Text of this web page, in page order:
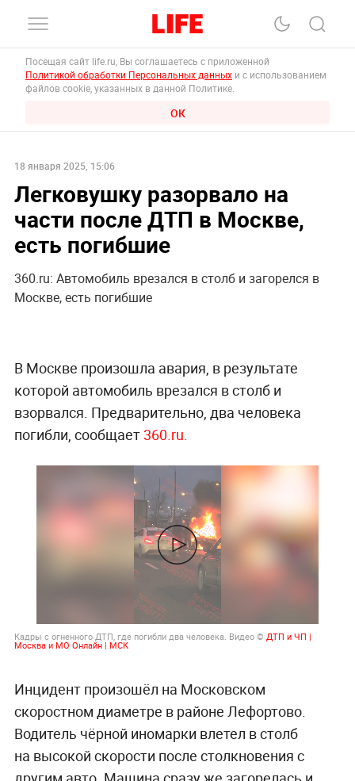
Посещая сайт life.ru, Вы соглашаетесь с приложенной
Политикой обработки Персональных данных и с использованием
файлов cookie, указанных в данной Политике.
ОК
18 января 2025, 15:06
Легковушку разорвало на
части после ДТП в Москве,
есть погибшие
360.ru: Автомобиль врезался в столб и загорелся в
Москве, есть погибшие
В Москве произошла авария, в результате
которой автомобиль врезался в столб и
взорвался. Предварительно, два человека
погибли, сообщает360.ru.
Кадры с огненного ДТП, где погибли два человека. Видео © ДТП и ЧП |
Москва и МО Онлайн | МСК
Инцидент произошёл на Московском
скоростном диаметре в районе Лефортово.
Водитель чёрной иномарки влетел в столб
на высокой скорости после столкновения с